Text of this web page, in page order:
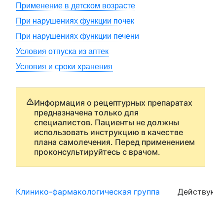
Применение в детском возрасте
При нарушениях функции почек
При нарушениях функции печени
Условия отпуска из аптек
Условия и сроки хранения
Информация о рецептурных препаратах
предназначена только для
специалистов. Пациенты не должны
использовать инструкцию в качестве
плана самолечения. Перед применением
проконсультируйтесь с врачом.
Клинико-фармакологическая группа